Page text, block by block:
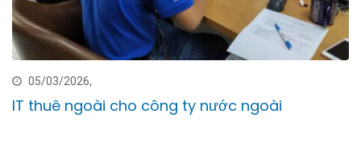
05/03/2026,
IT thuê ngoài cho công ty nước ngoài